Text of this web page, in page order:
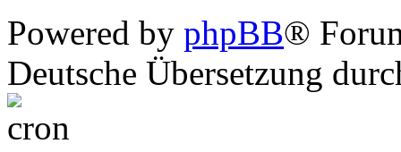
Powered by phpBB®
Deutsche Übersetzung